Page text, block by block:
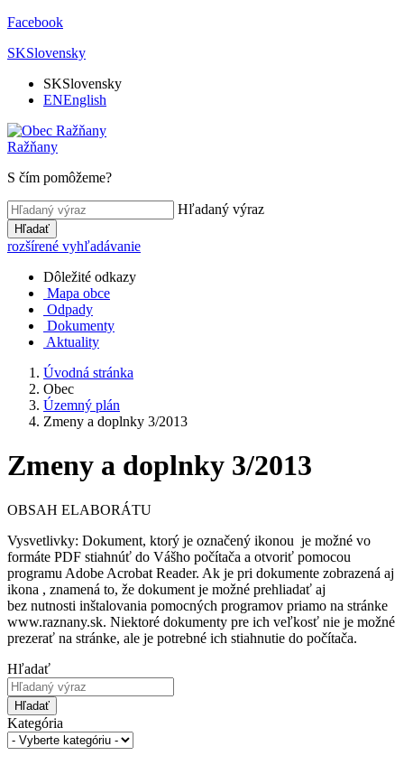
Facebook
SKSlovensky
SKSlovensky
ENEnglish
Ražňany
S čím pomôžeme?
Hľadaný výraz
Hľadať
rozšírené vyhľadávanie
Dôležité odkazy
Mapa obce
Odpady
Dokumenty
Aktuality
Úvodná stránka
Obec
Územný plán
Zmeny a doplnky 3/2013
Zmeny a doplnky 3/2013
OBSAH ELABORÁTU
Vysvetlivky: Dokument, ktorý je označený ikonou je možné vo
formáte PDF stiahnúť do Vášho počítača a otvoriť pomocou
programu Adobe Acrobat Reader. Ak je pri dokumente zobrazená aj
ikona , znamená to, že dokument je možné prehliadať aj
bez nutnosti inštalovania pomocných programov priamo na stránke
www.raznany.sk. Niektoré dokumenty pre ich veľkosť nie je možné
prezerať na stránke, ale je potrebné ich stiahnutie do počítača.
Hľadať
Hľadať
Kategória